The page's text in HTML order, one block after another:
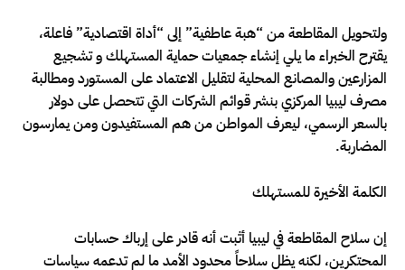
ولتحويل المقاطعة من “هبة عاطفية” إلى “أداة اقتصادية” فاعلة،
يقترح الخبراء ما يلي إنشاء جمعيات حماية المستهلك و تشجيع
المزارعين والمصانع المحلية لتقليل الاعتماد على المستورد ومطالبة
مصرف ليبيا المركزي بنشر قوائم الشركات التي تتحصل على دولار
بالسعر الرسمي، ليعرف المواطن من هم المستفيدون ومن يمارسون
المضاربة.
الكلمة الأخيرة للمستهلك
إن سلاح المقاطعة في ليبيا أثبت أنه قادر على إرباك حسابات
المحتكرين، لكنه يظل سلاحاً محدود الأمد ما لم تدعمه سياسات